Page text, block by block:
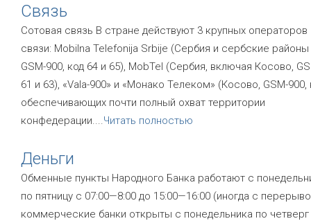
Связь
Сотовая связь В стране действуют 3 крупных операторов
связи: Mobilna Telefonija Srbije (Сербия и сербские
GSM-900, код 64 и 65), MobTel (Сербия, включая Косово,
61 и 63), «Vala-900» и «Монако Телеком» (Косово, GSM-900,
обеспечивающих почти полный охват территории
конфедерации....Читать полностью
Деньги
Обменные пункты Народного Банка работают с
по пятницу с 07:00—8:00 до 15:00—16:00 (иногда с
коммерческие банки открыты с понедельника по четверг